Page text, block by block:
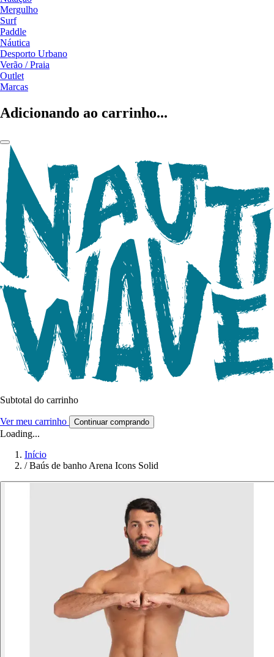
Mergulho
Surf
Paddle
Náutica
Desporto Urbano
Verão / Praia
Outlet
Marcas
Adicionando ao carrinho...
Subtotal do carrinho
Ver meu carrinho Continuar comprando
Loading...
Início
/ Baús de banho Arena Icons Solid